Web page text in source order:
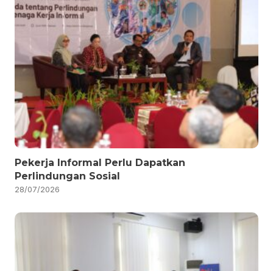
Pekerja Informal Perlu Dapatkan
Perlindungan Sosial
28/07/2026